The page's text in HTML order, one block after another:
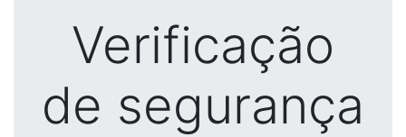
Verificação
de segurança